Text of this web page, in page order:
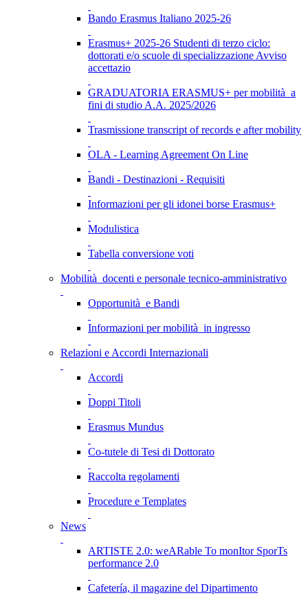
Bando Erasmus Italiano 2025-26
Erasmus+ 2025-26 Studenti di terzo ciclo:
dottorati e/o scuole di specializzazione Avviso
accettazio
GRADUATORIA ERASMUS+ per mobilità a
fini di studio A.A. 2025/2026
Trasmissione transcript of records e after mobility
OLA - Learning Agreement On Line
Bandi - Destinazioni - Requisiti
Informazioni per gli idonei borse Erasmus+
Modulistica
Tabella conversione voti
Mobilità docenti e personale tecnico-amministrativo
Opportunità e Bandi
Informazioni per mobilità in ingresso
Relazioni e Accordi Internazionali
Accordi
Doppi Titoli
Erasmus Mundus
Co-tutele di Tesi di Dottorato
Raccolta regolamenti
Procedure e Templates
News
ARTISTE 2.0: weARable To monItor SporTs
performance 2.0
Cafetería, il magazine del Dipartimento